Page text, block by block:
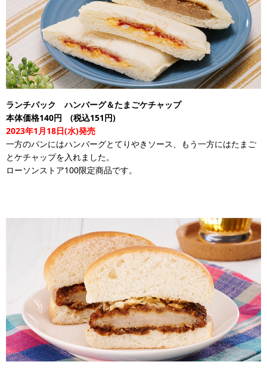
ランチパック ハンバーグ＆たまごケチャップ
本体価格140円 (税込151円)
2023年1月18日(水)発売
一方のパンにはハンバーグとてりやきソース、もう一方にはたまご
とケチャップを入れました。
ローソンストア100限定商品です。